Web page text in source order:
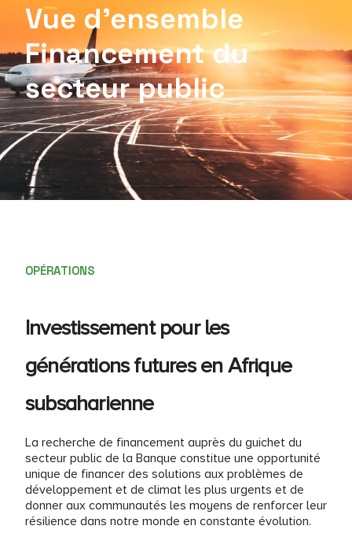
Vue d’ensemble
Financement du
secteur public
OPÉRATIONS
Investissement pour les
générations futures en Afrique
subsaharienne
La recherche de financement auprès du guichet du
secteur public de la Banque constitue une opportunité
unique de financer des solutions aux problèmes de
développement et de climat les plus urgents et de
donner aux communautés les moyens de renforcer leur
résilience dans notre monde en constante évolution.